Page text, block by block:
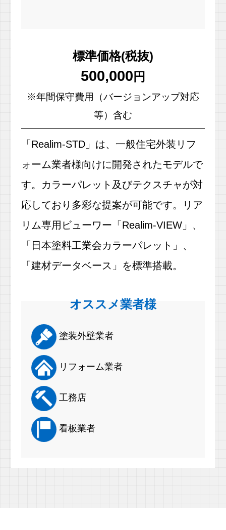
標準価格(税抜)
500,000 円
※年間保守費用（バージョンアップ対応
等）含む
「Realim-STD」は、一般住宅外装リフ
ォーム業者様向けに開発されたモデルで
す。カラーパレット及びテクスチャが対
応しており多彩な提案が可能です。リア
リム専用ビューワー「Realim-VIEW」、
「日本塗料工業会カラーパレット」、
「建材データベース」を標準搭載。
オススメ業者様
塗装外壁業者
リフォーム業者
工務店
看板業者